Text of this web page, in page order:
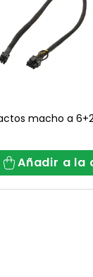
macho a
Añadir a la